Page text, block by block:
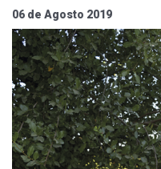
06 de Agosto 2019